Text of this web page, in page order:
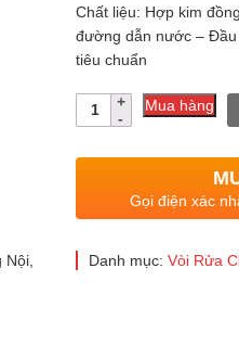
là:
Chất liệu: Hợp kim
đường dẫn nước – Đầu
tiêu chuẩn
Số
lượng
Mua hàng
Gọi điện xác
Danh mục: Vòi Rửa